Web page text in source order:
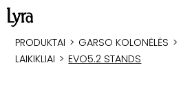
PRODUKTAI > GARSO KOLONĖLĖS >
LAIKIKLIAI > EVO5.2 STANDS